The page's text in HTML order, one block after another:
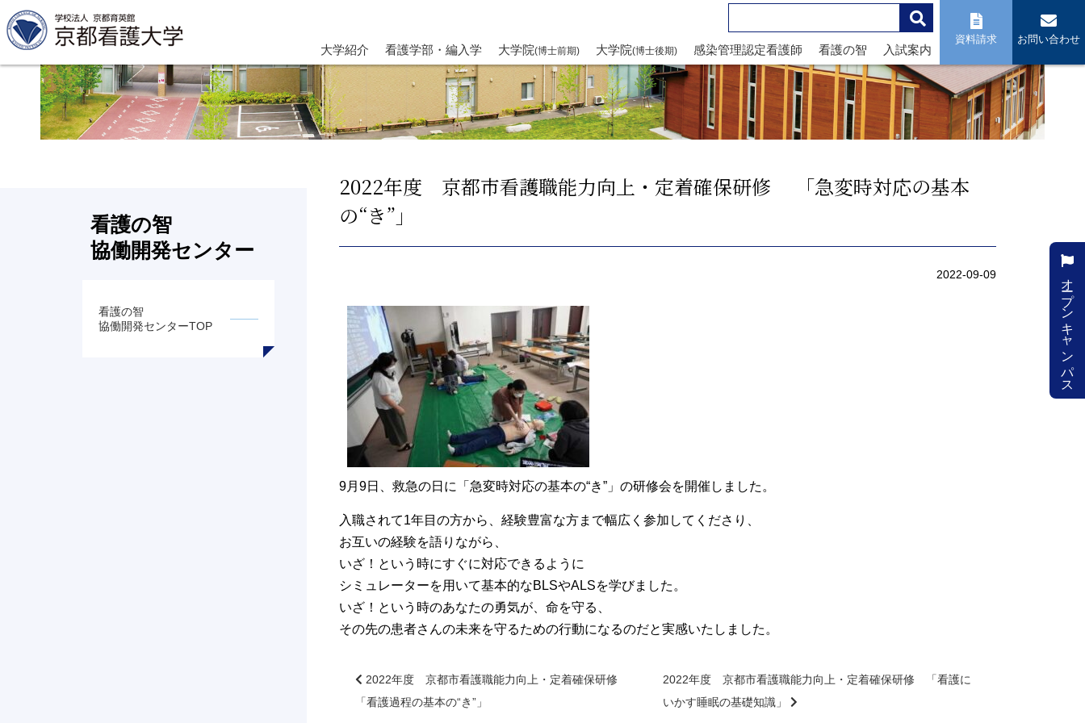
大学紹介 看護学部・編入学 大学院(博士前期) 大学院(博士後期) 感染管理認定看護師 看護の智 入試案内
資料請求 お問い合わせ
2022年度 京都市看護職能力向上・定着確保研修 「急変時対応の基本
の“き”」
2022-09-09
9月9日、救急の日に「急変時対応の基本の“き”」の研修会を開催しました。
入職されて1年目の方から、経験豊富な方まで幅広く参加してくださり、
お互いの経験を語りながら、
いざ！という時にすぐに対応できるように
シミュレーターを用いて基本的なBLSやALSを学びました。
いざ！という時のあなたの勇気が、命を守る、
その先の患者さんの未来を守るための行動になるのだと実感いたしました。
2022年度 京都市看護職能力向上・定着確保研修
「看護過程の基本の“き”」
2022年度 京都市看護職能力向上・定着確保研修 「看護に
いかす睡眠の基礎知識」
看護の智
協働開発センター
看護の智
協働開発センターTOP
オープンキャンパス